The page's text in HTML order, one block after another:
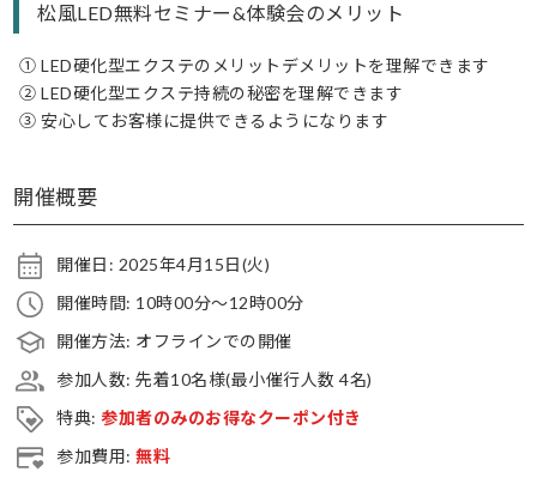
松風LED無料セミナー&体験会のメリット
① LED硬化型エクステのメリットデメリットを理解できます
② LED硬化型エクステ持続の秘密を理解できます
③ 安心してお客様に提供できるようになります
開催概要
開催日: 2025年4月15日(火)
開催時間: 10時00分〜12時00分
開催方法: オフラインでの開催
参加人数: 先着10名様(最小催行人数 4名)
特典:参加者のみのお得なクーポン付き
参加費用:無料